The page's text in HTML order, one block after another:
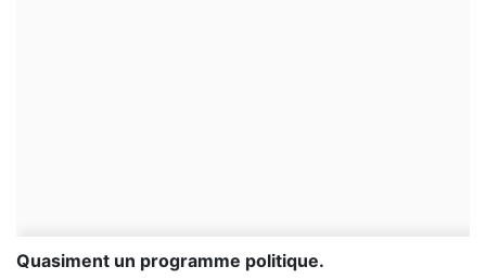
Quasiment un programme politique.